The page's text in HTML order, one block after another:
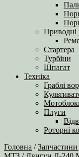
Приводні
Стартера
Турбіни
Шпагат
Техніка
Граблі
Плуги
Роторні
Головна /Запчастини